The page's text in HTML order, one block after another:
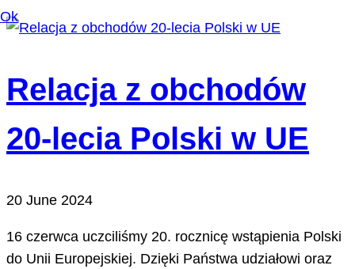
Relacja z obchodów
20-lecia Polski w UE
20 June 2024
16 czerwca uczciliśmy 20. rocznicę wstąpienia Polski
do Unii Europejskiej. Dzięki Państwa udziałowi oraz
Ok